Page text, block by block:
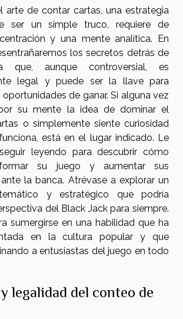
arte de contar cartas, una estrategia
ser un simple truco, requiere de
y una mente analítica. En
los secretos detrás de
que, aunque controversial, es
legal y puede ser la llave para
de ganar. Si alguna vez
su mente la idea de dominar el
o simplemente siente curiosidad
está en el lugar indicado. Le
leyendo para descubrir cómo
su juego y aumentar sus
la banca. Atrévase a explorar un
y estratégico que podría
del Black Jack para siempre.
sumergirse en una habilidad que ha
en la cultura popular y que
a entusiastas del juego en todo
legalidad del conteo de